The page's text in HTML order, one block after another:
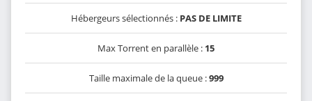
Hébergeurs sélectionnés : PAS DE LIMITE
Max Torrent en parallèle : 15
Taille maximale de la queue :999